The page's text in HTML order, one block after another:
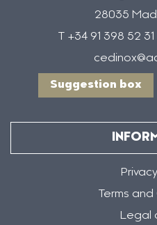
28035
T +34 91 398 52
Suggestion box
Terms and
Legal